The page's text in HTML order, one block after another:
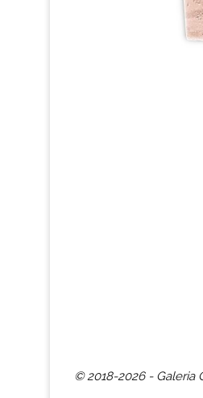
© 2018-2026 - Galeria